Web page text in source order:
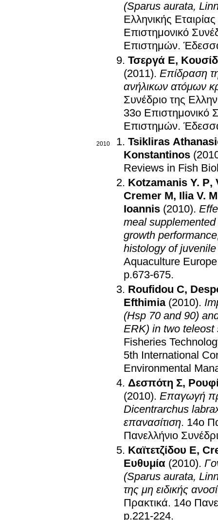
(Sparus aurata,
Ελληνικής
Επιστημονικό
Επιστημών.
Τσεργά Ε,
(2011). Επίδραση
ανήλικων ατόμων
Συνέδριο της
33ο Επιστημονικό
Επιστημών.
2010
Tsikliras
Konstantinos
Reviews in Fish
Kotzamanis Y. P,
Cremer M, Ilia V. M
Ioannis (2010).
meal
growth
histology of
Aquaculture
p.673-675.
Roufidou C,
Efthimia (2010).
(Hsp 70 and 90)
ERK) in two teleost
Fisheries
5th International
Environmental
Δεσπότη Σ,
(2010). Επαγωγή
Dicentrarchus
επανασίτιση. 14ο
Πανελλήνιο
Καϊτετζίδου Ε,
Ευθυμία (2010).
(Sparus aurata,
της μη ειδικής
Πρακτικά. 14ο
p.221-224.